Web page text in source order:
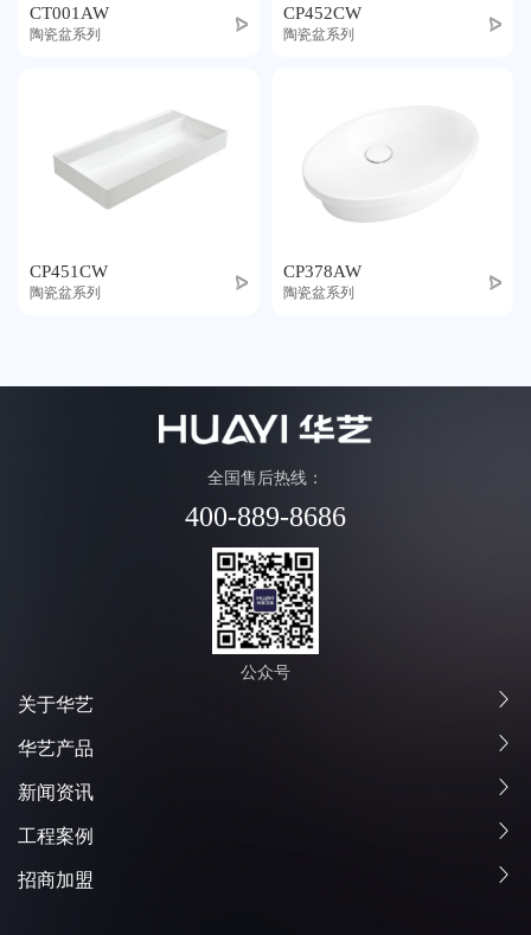
CT001AW
陶瓷盆系列
CP452CW
陶瓷盆系列
CP451CW
陶瓷盆系列
CP378AW
陶瓷盆系列
全国售后热线：
400-889-8686
公众号
关于华艺
华艺产品
新闻资讯
工程案例
招商加盟